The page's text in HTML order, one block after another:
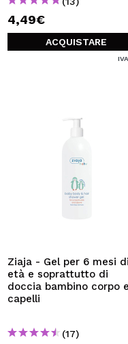
4,49€
ACQUISTARE
Ziaja - Gel per 6 mesi di
età e soprattutto di
doccia bambino corpo e
capelli
(17)